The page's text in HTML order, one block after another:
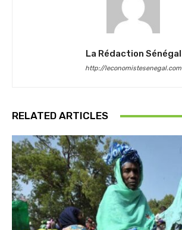
La Rédaction Sénégal
http://leconomistesenegal.com
RELATED ARTICLES